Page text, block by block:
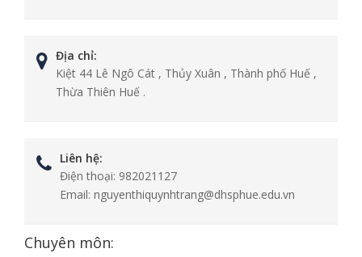
Địa chỉ:
Kiệt 44 Lê Ngô Cát , Thủy Xuân , Thành phố Huế ,
Thừa Thiên Huế .
Liên hệ:
Điện thoại: 982021127
Email: nguyenthiquynhtrang@dhsphue.edu.vn
Chuyên môn: